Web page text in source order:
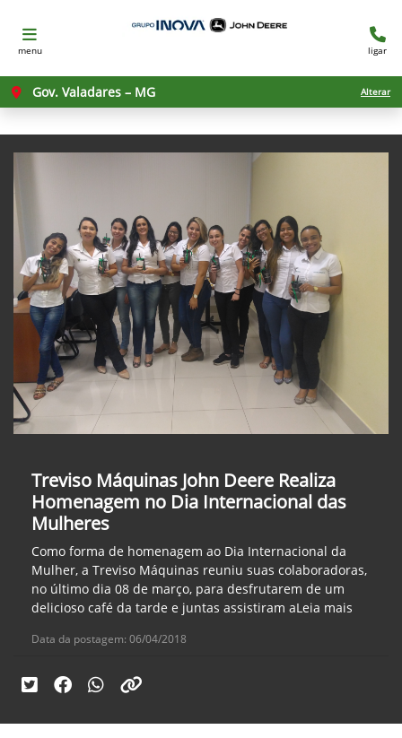
menu ligar
Gov. Valadares – MG Alterar
Treviso Máquinas John Deere Realiza
Homenagem no Dia Internacional das
Mulheres
Como forma de homenagem ao Dia Internacional da
Mulher, a Treviso Máquinas reuniu suas colaboradoras,
no último dia 08 de março, para desfrutarem de um
delicioso café da tarde e juntas assistiram aLeia mais
Data da postagem: 06/04/2018